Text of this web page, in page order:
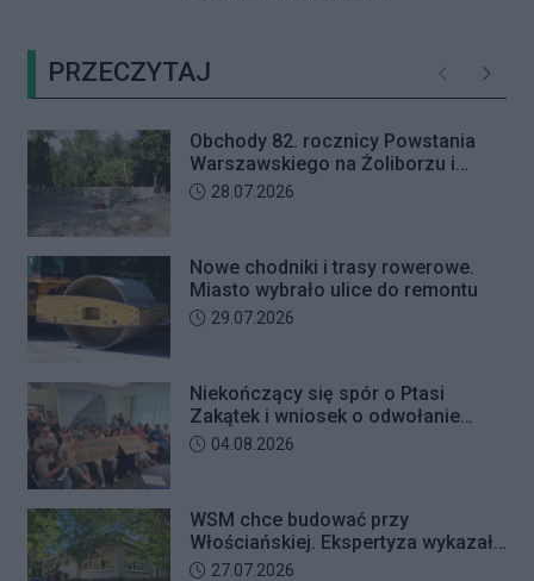
zaplanowano na koniec sierpnia
wnuczkę”. Policjanci zatrzymali 32-
letniego mężczyznę w chwili, gdy
przyszedł odebrać przygotowane
przez seniorkę 23 tysiące złotych.
Mężczyzna usłyszał zarzut
PRZECZYTAJ Poprzednie
Obchody 82. rocznicy Powstania
Warszawskiego na Żoliborzu i
Bielanach
Data dodania artykułu:
28.07.2026
Nowe chodniki i trasy rowerowe.
Miasto wybrało ulice do remontu
Data dodania artykułu:
29.07.2026
Niekończący się spór o Ptasi
Zakątek i wniosek o odwołanie
przewodniczącego Rady Dzielnicy
Data dodania artykułu:
04.08.2026
WSM chce budować przy
Włościańskiej. Ekspertyza wykazała
problemy z gruntem pod
Data dodania artykułu:
27.07.2026